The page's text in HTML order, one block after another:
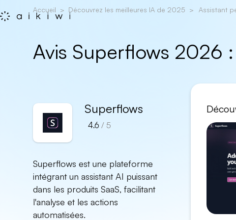
Accueil Découvrez les meilleures IA de 2025 Assistant
Avis Superflows 2026
Superflows
4.6 / 5
Superflows est une plateforme
intégrant un assistant AI puissant
dans les produits SaaS, facilitant
l'analyse et les actions
automatisées.